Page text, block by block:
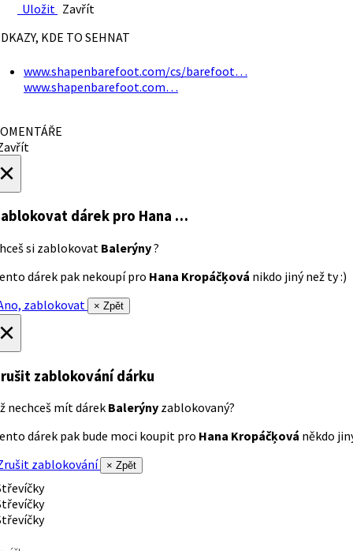
Uložit Zavřít
KDE TO SEHNAT
www.shapenbarefoot.com/cs/barefoot…
www.shapenbarefoot.com…
dárek pro Hana …
si zablokovat Balerýny?
dárek pak nekoupí pro Hana Kropáčķová nikdo jiný než ty :)
zablokovat
× Zpět
zablokování dárku
nechceš mít dárek Balerýny zablokovaný?
dárek pak bude moci koupit pro Hana Kropáčķová někdo
zablokování
× Zpět